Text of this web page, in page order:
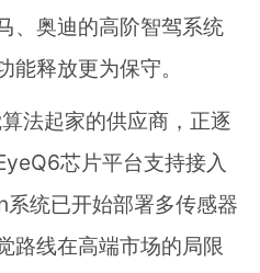
、奥迪的高阶智驾系统
能释放更为保守。
法起家的供应商，正逐
芯片平台支持接入
统已开始部署多传感器
路线在高端市场的局限